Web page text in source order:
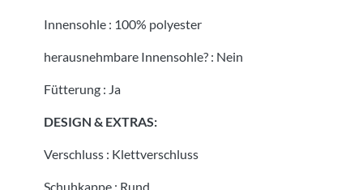
Innensohle : 100% polyester
herausnehmbare Innensohle? : Nein
Fütterung : Ja
DESIGN & EXTRAS:
Verschluss : Klettverschluss
Schuhkappe : Rund